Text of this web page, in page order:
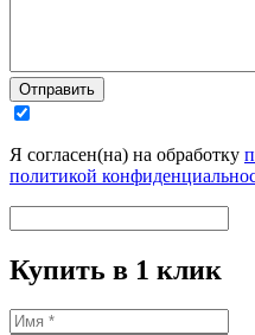
Отправить
Я согласен(на) на обработку
политикой
Купить в 1 клик